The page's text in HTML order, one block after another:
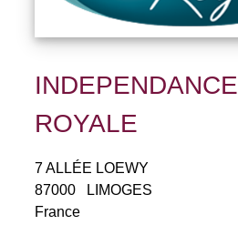
INDEPENDANCE
ROYALE
7 ALLÉE LOEWY
87000
LIMOGES
France